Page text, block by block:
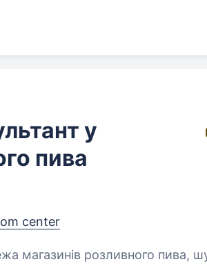
у
пива
center